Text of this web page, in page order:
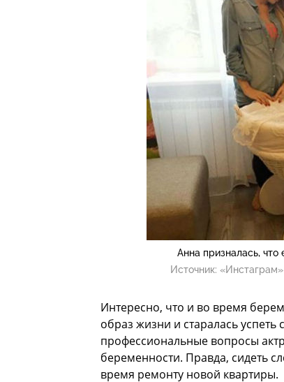
Анна призналась, что
Источник:
Интересно, что и во время
образ жизни и старалась
профессиональные вопросы
беременности. Правда, сидеть
время ремонту новой квартиры.